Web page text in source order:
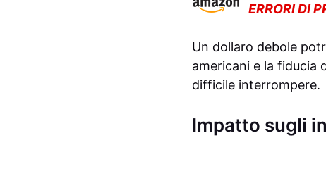
ERRORI DI
Un dollaro debole
americani e la fiducia
difficile interrompere.
Impatto sugli